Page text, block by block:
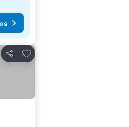
Partilhar
Adicionar aos favoritos